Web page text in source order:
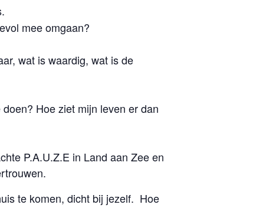
mee omgaan?
wat is waardig, wat is de
Hoe ziet mijn leven er dan
P.A.U.Z.E in Land aan Zee en
te komen, dicht bij jezelf. Hoe